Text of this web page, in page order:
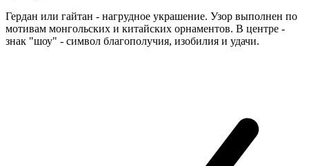
Гердан или гайтан - нагрудное украшение. Узор выполнен по
мотивам монгольских и китайских орнаментов. В центре -
знак "шоу" - символ благополучия, изобилия и удачи.